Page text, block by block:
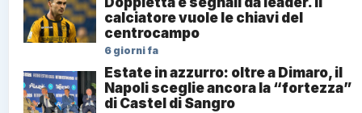
calciatore vuole le chiavi del
centrocampo
6 giorni fa
Estate in azzurro: oltre a Dimaro, il
Napoli sceglie ancora la “fortezza”
di Castel di Sangro